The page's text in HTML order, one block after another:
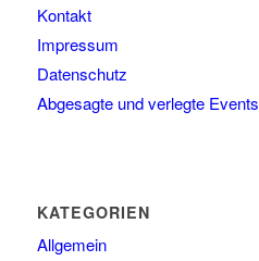
Kontakt
Impressum
Datenschutz
Abgesagte und verlegte Events
KATEGORIEN
Allgemein